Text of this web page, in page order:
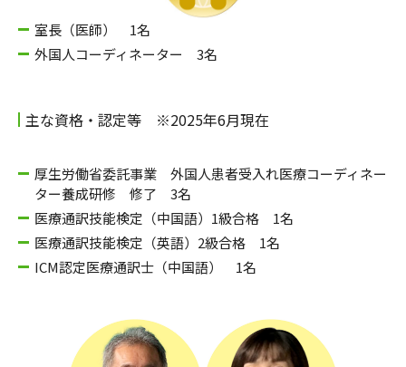
室長（医師） 1名
外国人コーディネーター 3名
主な資格・認定等 ※2025年6月現在
厚生労働省委託事業 外国人患者受入れ医療コーディネー
ター養成研修 修了 3名
医療通訳技能検定（中国語）1級合格 1名
医療通訳技能検定（英語）2級合格 1名
ICM認定医療通訳士（中国語） 1名